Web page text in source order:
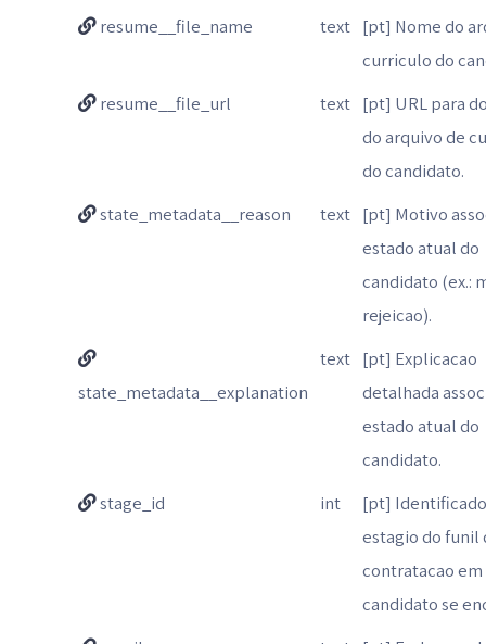
resume__file_name
text [pt] Nome do
curriculo do
resume__file_url
text [pt] URL para
do arquivo de
do candidato.
state_metadata__reason
text [pt] Motivo
estado atual do
candidato (ex.:
rejeicao).
state_metadata__explanation
text [pt] Explicacao
detalhada
estado atual do
candidato.
stage_id
int
[pt]
estagio do funil
contratacao em
candidato se